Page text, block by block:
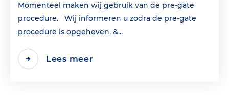
Momenteel maken wij gebruik van de pre-gate
procedure. Wij informeren u zodra de pre-gate
procedure is opgeheven. &...
Lees meer